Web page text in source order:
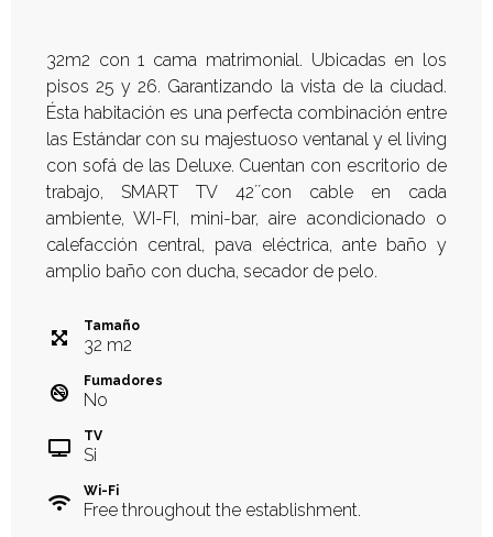
32m2 con 1 cama matrimonial. Ubicadas en los
pisos 25 y 26. Garantizando la vista de la ciudad.
Ésta habitación es una perfecta combinación entre
las Estándar con su majestuoso ventanal y el living
con sofá de las Deluxe. Cuentan con escritorio de
trabajo, SMART TV 42´´con cable en cada
ambiente, WI-FI, mini-bar, aire acondicionado o
calefacción central, pava eléctrica, ante baño y
amplio baño con ducha, secador de pelo.
Tamaño
32 m2
Fumadores
No
TV
Si
Wi-Fi
Free throughout the establishment.